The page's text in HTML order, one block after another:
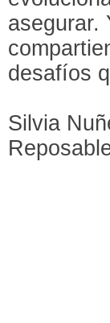
asegurar.
desafíos
Silvia